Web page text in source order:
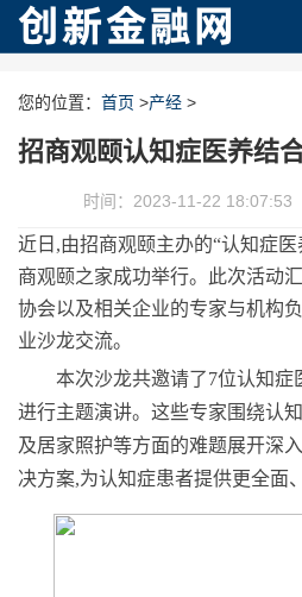
您的位置： 首页 >产经 >
招商观颐认知症医养结
时间：2023-11-22 18:07:53
近日,由招商观颐主办的“认知症
商观颐之家成功举行。此次活动
协会以及相关企业的专家与机构
业沙龙交流。
本次沙龙共邀请了7位认知症
进行主题演讲。这些专家围绕认
及居家照护等方面的难题展开深
决方案,为认知症患者提供更全面